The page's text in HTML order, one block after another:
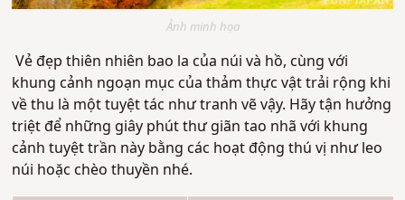
Ảnh minh họa
Vẻ đẹp thiên nhiên bao la của núi và hồ, cùng với
khung cảnh ngoạn mục của thảm thực vật trải rộng khi
về thu là một tuyệt tác như tranh vẽ vậy. Hãy tận hưởng
triệt để những giây phút thư giãn tao nhã với khung
cảnh tuyệt trần này bằng các hoạt động thú vị như leo
núi hoặc chèo thuyền nhé.